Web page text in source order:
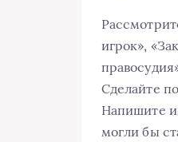
игрок»,
Сделайте
Напишите
могли бы